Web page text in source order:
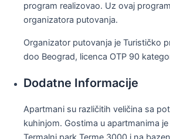
program realizovao. Uz ovaj
organizatora putovanja.
Organizator putovanja je Turističko
doo Beograd, licenca OTP 90
Dodatne Informacije
Apartmani su različitih veličina sa
kuhinjom. Gostima u apartmanima